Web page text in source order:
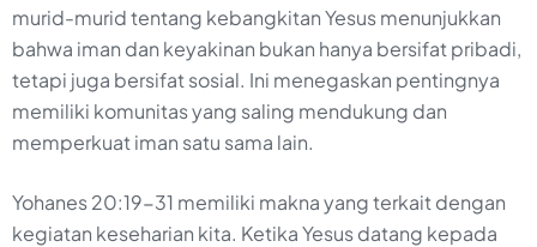
murid-murid tentang kebangkitan Yesus menunjukkan
bahwa iman dan keyakinan bukan hanya bersifat pribadi,
tetapi juga bersifat sosial. Ini menegaskan pentingnya
memiliki komunitas yang saling mendukung dan
memperkuat iman satu sama lain.
Yohanes 20:19-31 memiliki makna yang terkait dengan
kegiatan keseharian kita. Ketika Yesus datang kepada